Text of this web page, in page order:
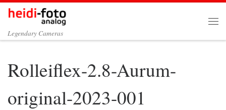
Zum Inhalt springen
Legendary Cameras
Rolleiflex-2.8-Aurum-
original-2023-001